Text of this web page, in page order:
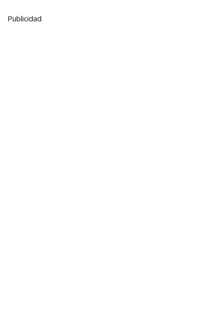
Publicidad